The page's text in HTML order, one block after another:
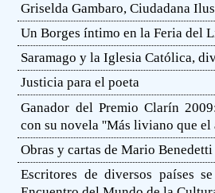
Griselda Gambaro, Ciudadana
Un Borges íntimo en la Feria del
Saramago y la Iglesia Católica,
Justicia para el poeta
Ganador del Premio Clarín
con su novela ''Más liviano que el
Obras y cartas de Mario
Escritores de diversos países